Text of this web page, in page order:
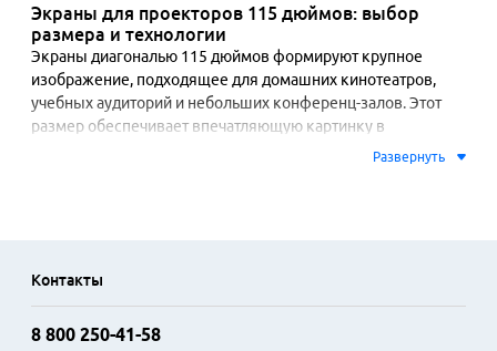
Экраны для проекторов 115 дюймов: выбор
размера и технологии
Экраны диагональю 115 дюймов формируют крупное
изображение, подходящее для домашних кинотеатров,
учебных аудиторий и небольших конференц-залов. Этот
размер обеспечивает впечатляющую картинку в
помещениях с ограниченной глубиной, где более крупные
Основное различие экранов заключается в типе полотна и
конструкции. Матовые белые поверхности обеспечивают
равномерное рассеивание света и комфортный просмотр с
Развернуть
Контакты
8 800 250-41-58